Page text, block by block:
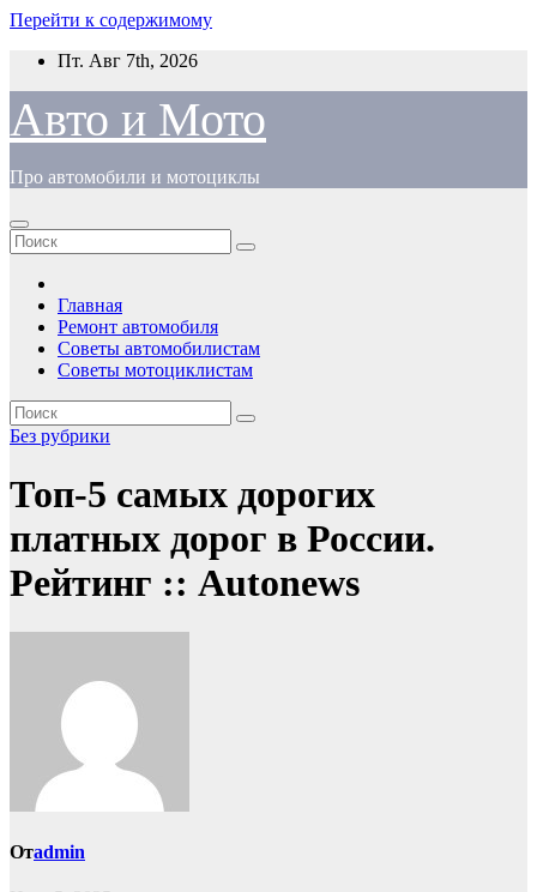
Перейти к содержимому
Пт. Авг 7th, 2026
Авто и Мото
Про автомобили и мотоциклы
Главная
Ремонт автомобиля
Советы автомобилистам
Советы мотоциклистам
Без рубрики
Топ-5 самых дорогих
платных дорог в России.
Рейтинг :: Autonews
Отadmin